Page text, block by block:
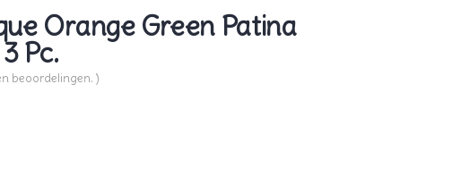
Orange Green Patina
Pc.
beoordelingen. )